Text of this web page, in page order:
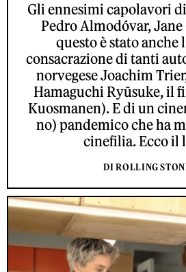
Gli ennesimi capolavori
Pedro Almodóvar,
questo è stato anche
consacrazione di tanti
norvegese Joachim
Hamaguchi Ryūsuke, il
Kuosmanen). E di un
no) pandemico che ha
cinefilia. Ecco il
DI ROLLING